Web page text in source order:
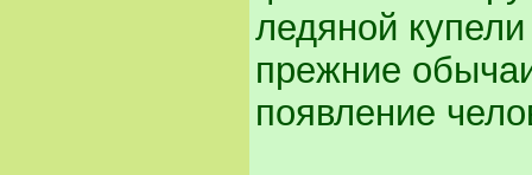
ледяной
прежние
появление